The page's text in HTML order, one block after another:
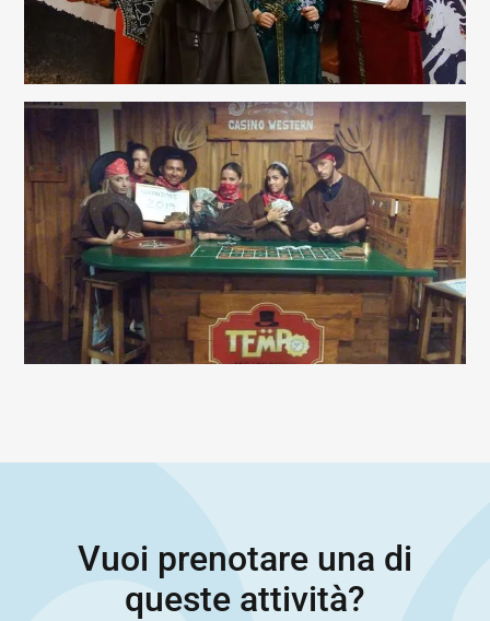
Vuoi prenotare una di
queste attività?